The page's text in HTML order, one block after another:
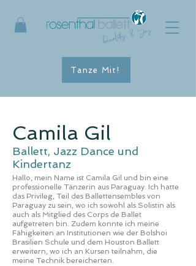
Quality & Joy
Tanze Mit!
Camila Gil
Ballett, Jazz Dance und
Kindertanz
Hallo, mein Name ist Camila Gil und bin eine
professionelle Tänzerin aus Paraguay. Ich hatte
das Privileg, Teil des Ballettensembles von
Paraguay zu sein, wo ich sowohl als Solistin als
auch als Mitglied des Corps de Ballet
aufgetreten bin. Zudem konnte ich meine
Fähigkeiten an Institutionen wie der Bolshoi
Brasilien Schule und dem Houston Ballett
erweitern, wo ich an Kursen teilnahm, die
meine Technik bereicherten.